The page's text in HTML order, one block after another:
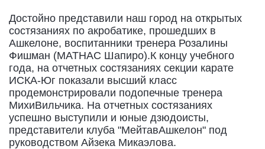
Достойно представили наш город на открытых
состязаниях по акробатике, прошедших в
Ашкелоне, воспитанники тренера Розалины
Фишман (МАТНАС Шапиро).К концу учебного
года, на отчетных состязаниях секции карате
ИСКА-Юг показали высший класс
продемонстрировали подопечные тренера
МихиВильчика. На отчетных состязаниях
успешно выступили и юные дзюдоисты,
представители клуба "МейтавАшкелон" под
руководством Айзека Микаэлова.